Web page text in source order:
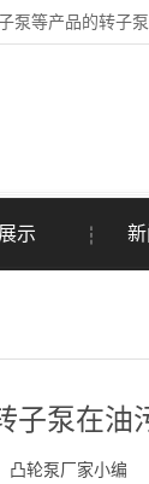
泵等产品的转子
示
子泵在油
凸轮泵厂家小编